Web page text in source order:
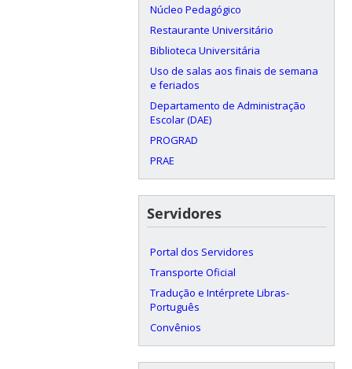
Núcleo Pedagógico
Restaurante Universitário
Biblioteca Universitária
Uso de salas aos finais de semana
e feriados
Departamento de Administração
Escolar (DAE)
PROGRAD
PRAE
Servidores
Portal dos Servidores
Transporte Oficial
Tradução e Intérprete Libras-
Português
Convênios